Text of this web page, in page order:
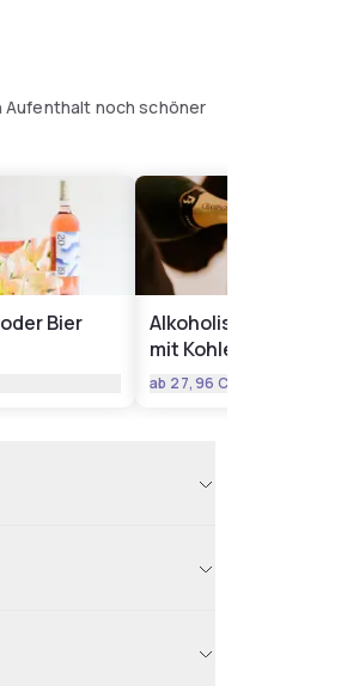
Aufenthalt noch schöner
Bier
Alkoholische Getränke
mit Kohlensäure
ab 27,96 CHF